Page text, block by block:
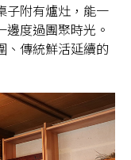
子附有爐灶，能一
度過團聚時光。
、傳統鮮活延續的